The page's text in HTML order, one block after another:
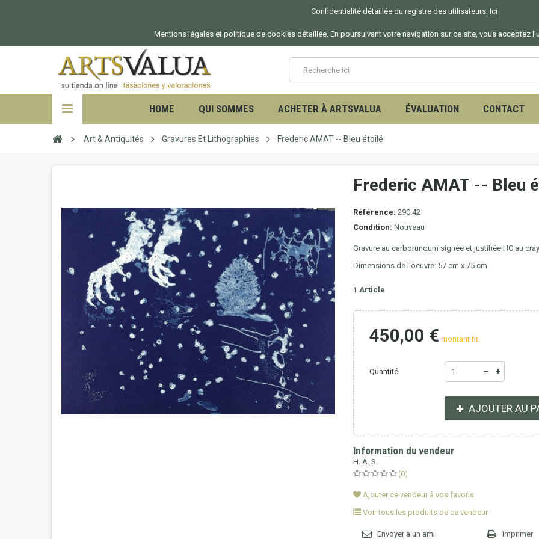
Confidentialité détaillée du registre des utilisateurs: Ici
Mentions légales et politique de cookies détaillée. En poursuivant votre navigation sur ce site, vous acceptez
HOME QUI SOMMES ACHETER À ARTSVALUA ÉVALUATION CONTACT
Art & Antiquités Gravures Et Lithographies Frederic AMAT -- Bleu étoilé
Frederic AMAT -- Bleu
Référence: 290.42
Condition: Nouveau
Gravure au carborundum signée et justifiée HC au
Dimensions de l'oeuvre: 57 cm x 75 cm
1 Article
450,00 € montant ht.
Quantité
AJOUTER AU
Information du vendeur
H. A. S.
(0)
Ajouter ce vendeur à vos favoris
Voir tous les produits de ce vendeur
Envoyer à un ami Imprimer